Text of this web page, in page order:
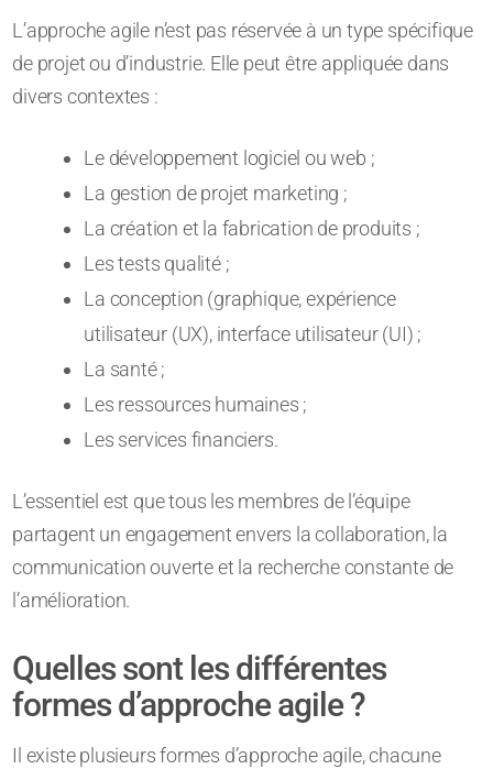
L’approche agile n’est pas réservée à un type spécifique
de projet ou d’industrie. Elle peut être appliquée dans
divers contextes :
Le développement logiciel ou web ;
La gestion de projet marketing ;
La création et la fabrication de produits ;
Les tests qualité ;
La conception (graphique, expérience
utilisateur (UX), interface utilisateur (UI) ;
La santé ;
Les ressources humaines ;
Les services financiers.
L’essentiel est que tous les membres de l’équipe
partagent un engagement envers la collaboration, la
communication ouverte et la recherche constante de
l’amélioration.
Quelles sont les différentes
formes d’approche agile ?
Il existe plusieurs formes d’approche agile, chacune